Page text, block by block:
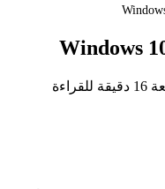
16 دقيقة للقراءة